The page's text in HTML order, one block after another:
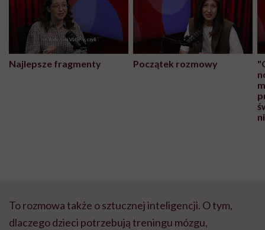
Najlepsze fragmenty Początek rozmowy
To rozmowa także o sztucznej inteligencji. O tym,
dlaczego dzieci potrzebują treningu mózgu,